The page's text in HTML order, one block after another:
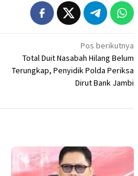
Pos berikutnya
Total Duit Nasabah Hilang Belum
Terungkap, Penyidik Polda Periksa
Dirut Bank Jambi